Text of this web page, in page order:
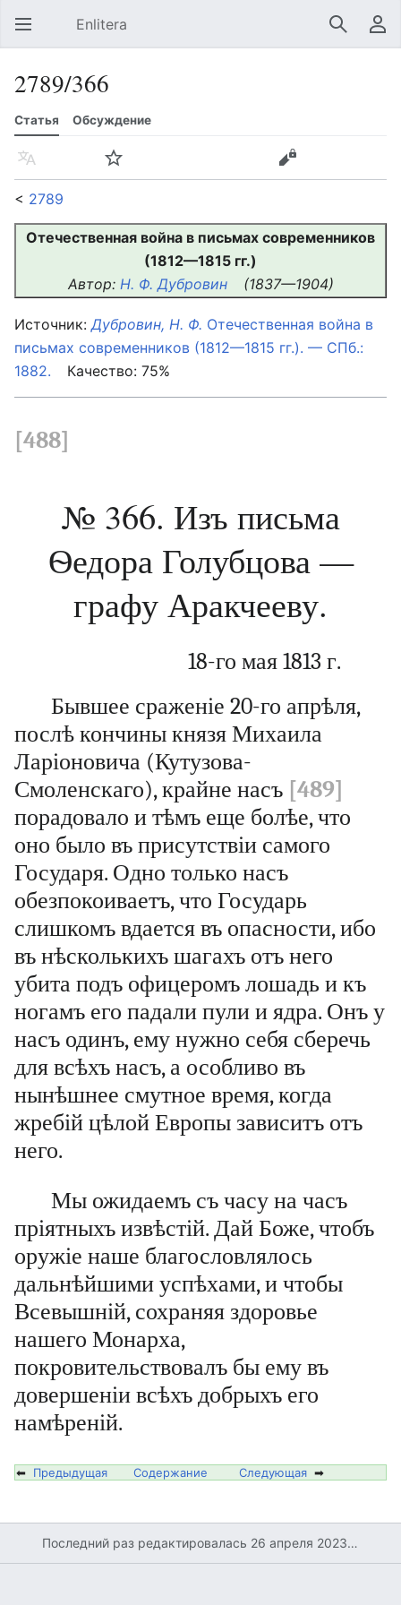
Открыть главное меню Enlitera Найти Пользовательское меню
2789/366
Статья Обсуждение
Язык Следить
< 2789
Отечественная война в письмах современников
(1812—1815 гг.)
Автор: Н. Ф. Дубровин (1837—1904)
Источник:Дубровин, Н. Ф. Отечественная война в
письмах современников (1812—1815 гг.). — СПб.:
1882.
Качество: 75%
[488]
№ 366. Изъ письма
Ѳедора Голубцова —
графу Аракчееву.
18-го мая 1813 г.
Бывшее сраженіе 20-го апрѣля,
послѣ кончины князя Михаила
Ларіоновича (Кутузова-
Смоленскаго), крайне насъ [489]
порадовало и тѣмъ еще болѣе, что
оно было въ присутствіи самого
Государя. Одно только насъ
обезпокоиваетъ, что Государь
слишкомъ вдается въ опасности, ибо
въ нѣсколькихъ шагахъ отъ него
убита подъ офицеромъ лошадь и къ
ногамъ его падали пули и ядра. Онъ у
насъ одинъ, ему нужно себя сберечь
для всѣхъ насъ, а особливо въ
нынѣшнее смутное время, когда
жребій цѣлой Европы зависитъ отъ
него.
Мы ожидаемъ съ часу на часъ
пріятныхъ извѣстій. Дай Боже, чтобъ
оружіе наше благословлялось
дальнѣйшими успѣхами, и чтобы
Всевышній, сохраняя здоровье
нашего Монарха,
покровительствовалъ бы ему въ
довершеніи всѣхъ добрыхъ его
намѣреній.
⬅ Предыдущая Содержание Следующая ➡
Последний раз редактировалась 26 апреля 2023 в 11:06